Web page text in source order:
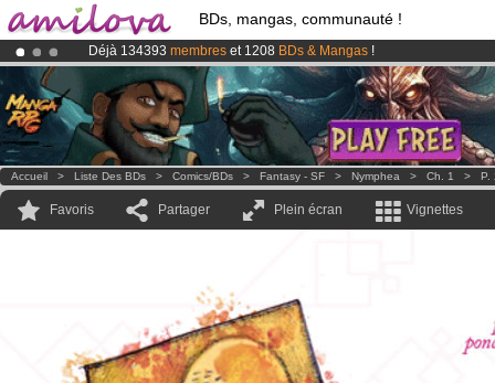
BDs, mangas, communauté !
Déjà 134393 membres et 1208 BDs & Mangas !
Abonnement premium: à partir de3.95 eurospar mois !Clique ici
LeKickstarter Amilova est désormais lancé
Accueil > Liste Des BDs > Comics/BDs > Fantasy - SF > Nymphea > Ch. 1 > P.
Favoris Partager Plein écran Vignettes